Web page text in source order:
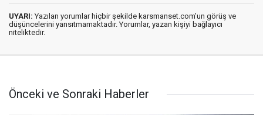
UYARI: Yazılan yorumlar hiçbir şekilde karsmanset.com’un görüş ve
düşüncelerini yansıtmamaktadır. Yorumlar, yazan kişiyi bağlayıcı
niteliktedir.
Önceki ve Sonraki Haberler